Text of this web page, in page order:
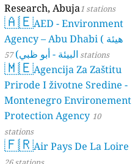
Research, Abuja1 stations
🇦🇪AED - Environment
Agency – Abu Dhabi ( هيئة
البيئة - أبو ظبي) 57 stations
🇲🇪Agencija Za Zaštitu
Prirode I životne Sredine -
Montenegro Environement
Protection Agency 10
stations
🇫🇷Air Pays De La Loire